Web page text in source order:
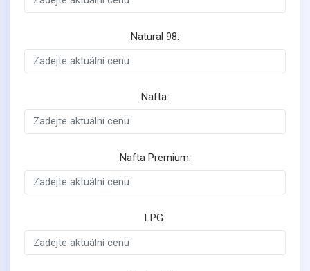
Natural 98:
Nafta:
Nafta Premium:
LPG: